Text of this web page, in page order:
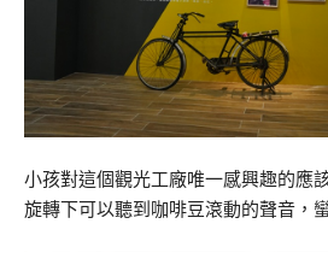
小孩對這個觀光工廠唯一感興趣的應
旋轉下可以聽到咖啡豆滾動的聲音，